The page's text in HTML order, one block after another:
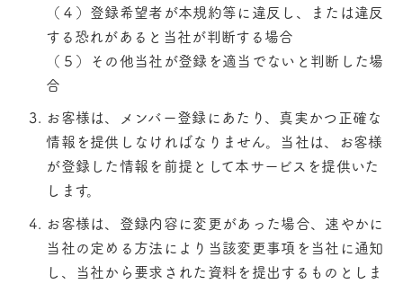
（４）登録希望者が本規約等に違反し、または違反
する恐れがあると当社が判断する場合
（５）その他当社が登録を適当でないと判断した場
合
お客様は、メンバー登録にあたり、真実かつ正確な
情報を提供しなければなりません。当社は、お客様
が登録した情報を前提として本サービスを提供いた
します。
お客様は、登録内容に変更があった場合、速やかに
当社の定める方法により当該変更事項を当社に通知
し、当社から要求された資料を提出するものとしま